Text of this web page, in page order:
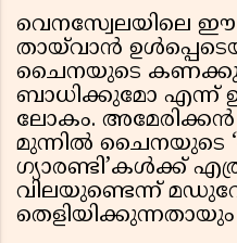
വെനസ്വേലയിലെ
തായ്‌വാൻ
ചൈനയുടെ
ബാധിക്കുമോ എന്ന്
ലോകം.
മുന്നിൽ ചൈനയുടെ
ഗ്യാരണ്ടി’കൾക്ക്
വിലയുണ്ടെന്ന്
തെളിയിക്കുന്നതായും